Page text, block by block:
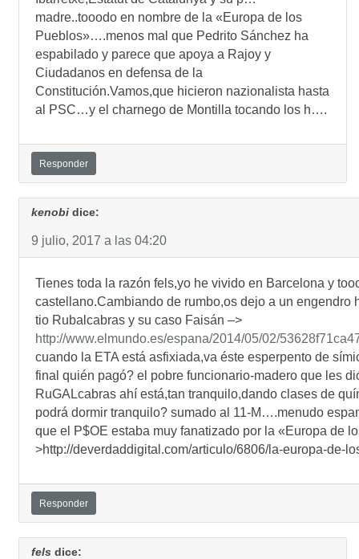
madre..tooodo en nombre de la «Europa de los
Pueblos»….menos mal que Pedrito Sánchez ha
espabilado y parece que apoya a Rajoy y
Ciudadanos en defensa de la
Constitución.Vamos,que hicieron nazionalista hasta
al PSC…y el charnego de Montilla tocando los h….
Responder
kenobi dice:
9 julio, 2017 a las 04:20
Tienes toda la razón fels,yo he vivido en Barcelona y
castellano.Cambiando de rumbo,os dejo a un engendro
tio Rubalcabras y su caso Faisán –>
http://www.elmundo.es/espana/2014/05/02/
cuando la ETA está asfixiada,va éste esperpento de
final quién pagó? el pobre funcionario-madero que les
RuGALcabras ahí está,tan tranquilo,dando clases de
podrá dormir tranquilo? sumado al 11-M….menudo
que el P$OE estaba muy fanatizado por la «Europa de
>http://deverdaddigital.com/articulo/6806/la-europa-de-
Responder
fels dice: